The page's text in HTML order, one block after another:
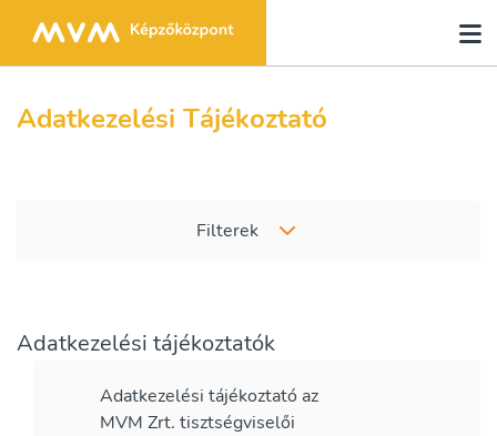
Adatkezelési Tájékoztató
Filterek
Adatkezelési tájékoztatók
Adatkezelési tájékoztató az
MVM Zrt. tisztségviselői